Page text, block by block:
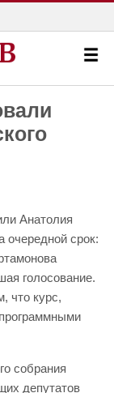
Анатолия
очередной срок:
голосование.
что курс,
собрания
депутатов